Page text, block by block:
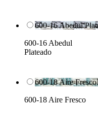
600-16 Abedul
600-16 Abedul
Plateado
600-18 Aire Fresco
600-18 Aire Fresco